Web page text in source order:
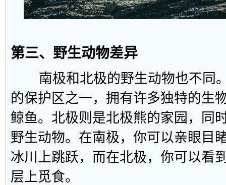
第三、野生动物差异
南极和北极的野生动物也不同
的保护区之一，拥有许多独特的生
鲸鱼。北极则是北极熊的家园，同
野生动物。在南极，你可以亲眼目
冰川上跳跃，而在北极，你可以看
层上觅食。